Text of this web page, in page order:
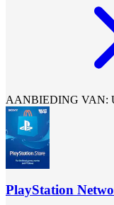
AANBIEDING VAN:
PlayStation